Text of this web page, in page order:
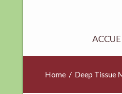
Home / Deep Tissue